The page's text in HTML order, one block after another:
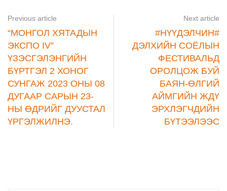
Previous article
“МОНГОЛ ХЯТАДЫН
ЭКСПО IV”
ҮЗЭСГЭЛЭНГИЙН
БҮРТГЭЛ 2 ХОНОГ
СУНГАЖ 2023 ОНЫ 08
ДУГААР САРЫН 23-
НЫ ӨДРИЙГ ДУУСТАЛ
ҮРГЭЛЖИЛНЭ.
Next article
#НҮҮДЭЛЧИН#
ДЭЛХИЙН СОЁЛЫН
ФЕСТИВАЛЬД
ОРОЛЦОЖ БУЙ
БАЯН-ӨЛГИЙ
АЙМГИЙН ЖДҮ
ЭРХЛЭГЧДИЙН
БҮТЭЭЛЭЭС